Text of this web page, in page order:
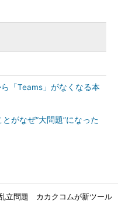
「Teams」がなくなる本
がなぜ“大問題”になった
立問題 カカクコムが新ツール